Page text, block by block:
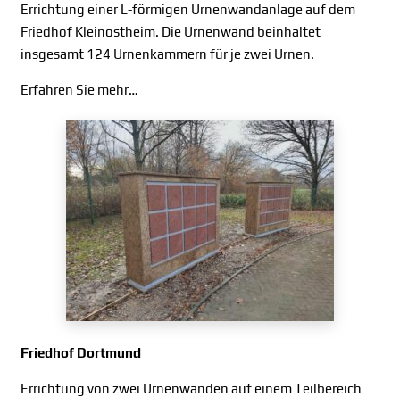
Errichtung einer L-förmigen Urnenwandanlage auf dem
Friedhof Kleinostheim. Die Urnenwand beinhaltet
insgesamt 124 Urnenkammern für je zwei Urnen.
Erfahren Sie mehr…
Friedhof Dortmund
Errichtung von zwei Urnenwänden auf einem Teilbereich